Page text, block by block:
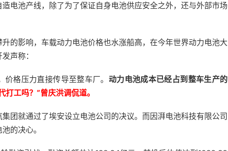
电池产线，除了为了保证自身电池供应安全之外，还与外部市场
的影响，车载动力电池价格也水涨船高，在今年世界动力电池大
声称：
格压力直接传导至整车厂。 动力电池成本已经占到整车生产的
打工吗？”曾庆洪调侃道。
团就通过了埃安设立电池公司的决议。而因湃电池科技有限公司
的决心。